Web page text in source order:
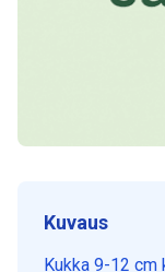
Kuvaus
Kukka 9-12 cm